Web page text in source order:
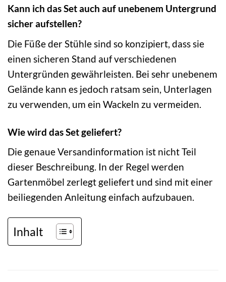
Kann ich das Set auch auf unebenem Untergrund
sicher aufstellen?
Die Füße der Stühle sind so konzipiert, dass sie
einen sicheren Stand auf verschiedenen
Untergründen gewährleisten. Bei sehr unebenem
Gelände kann es jedoch ratsam sein, Unterlagen
zu verwenden, um ein Wackeln zu vermeiden.
Wie wird das Set geliefert?
Die genaue Versandinformation ist nicht Teil
dieser Beschreibung. In der Regel werden
Gartenmöbel zerlegt geliefert und sind mit einer
beiliegenden Anleitung einfach aufzubauen.
Inhalt